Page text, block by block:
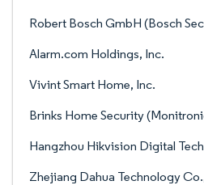
Robert Bosch GmbH (Bosch
Alarm.com Holdings, Inc.
Vivint Smart Home, Inc.
Brinks Home Security
Hangzhou Hikvision Digital
Zhejiang Dahua Technology